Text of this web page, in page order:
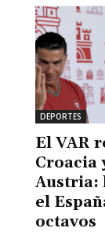
DEPORTES
El VAR
Croacia
Austria:
el
octavos